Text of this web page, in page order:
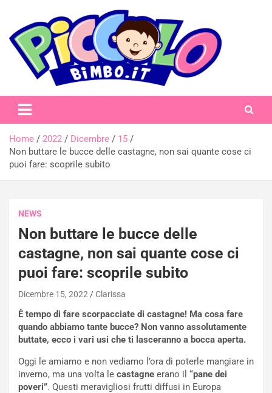
content
piccolobimbo.it
Home 2022 Dicembre
15
Non buttare le bucce delle castagne, non sai quante cose ci
puoi fare: scoprile subito
NEWS
Non buttare le bucce delle
castagne, non sai quante cose ci
puoi fare: scoprile subito
Dicembre 15, 2022 Clarissa
È tempo di fare scorpacciate di castagne! Ma cosa fare
quando abbiamo tante bucce? Non vanno assolutamente
buttate, ecco i vari usi che ti lasceranno a bocca aperta.
Oggi le amiamo e non vediamo l’ora di poterle mangiare in
inverno, ma una volta le castagne erano il “pane dei
poveri”. Questi meravigliosi frutti diffusi in Europa